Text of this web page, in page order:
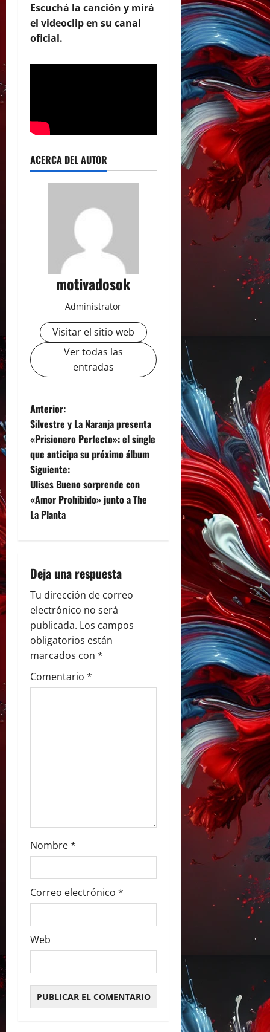
Escuchá la canción y mirá
el videoclip en su canal
oficial.
ACERCA DEL AUTOR
motivadosok
Administrator
Visitar el sitio web
Ver todas las
entradas
N
a
v
e
g
c
i
ó
n
d
e
a
d
s
Anterior:
Silvestre y La Naranja presenta
«Prisionero Perfecto»: el single
que anticipa su próximo álbum
Siguiente:
Ulises Bueno sorprende con
«Amor Prohibido» junto a The
La Planta
Deja una respuesta
Tu dirección de correo
electrónico no será
publicada. Los campos
obligatorios están
marcados con *
Comentario *
Nombre*
Correo electrónico *
Web